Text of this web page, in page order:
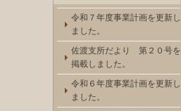
令和７年度事業計画を更新し
ました。
佐渡支所だより 第２０号を
掲載しました。
令和６年度事業計画を更新し
ました。